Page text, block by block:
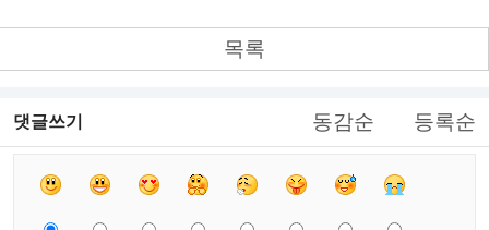
목록
댓글쓰기 동감순 등록순